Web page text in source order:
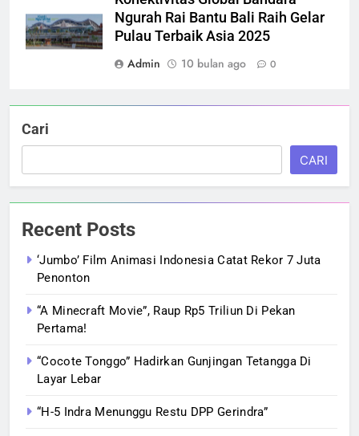
Ngurah Rai Bantu Bali Raih Gelar
Pulau Terbaik Asia 2025
Admin
10 bulan ago 0
Cari
CARI
Recent Posts
‘Jumbo’ Film Animasi Indonesia Catat Rekor 7 Juta
Penonton
“A Minecraft Movie”, Raup Rp5 Triliun Di Pekan
Pertama!
“Cocote Tonggo” Hadirkan Gunjingan Tetangga Di
Layar Lebar
“H-5 Indra Menunggu Restu DPP Gerindra”